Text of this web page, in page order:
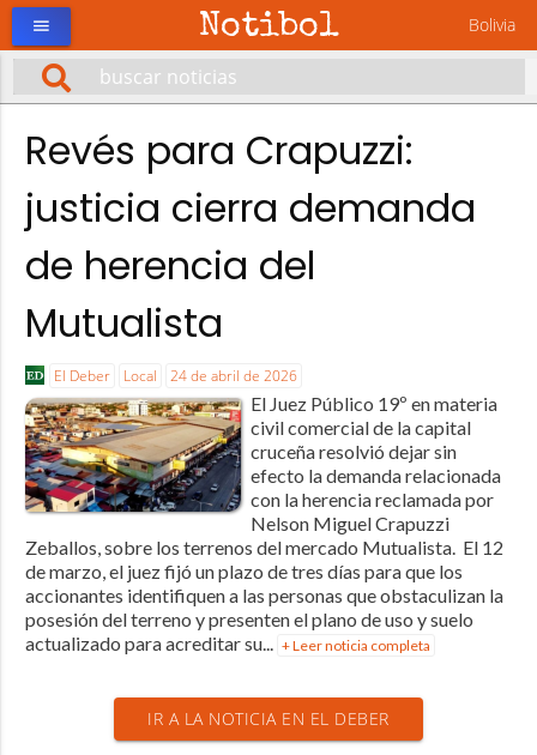
Notibol Bolivia
menu
Revés para Crapuzzi:
justicia cierra demanda
de herencia del
Mutualista
El Deber Local 24 de abril de 2026
El Juez Público 19º en materia
civil comercial de la capital
cruceña resolvió dejar sin
efecto la demanda relacionada
con la herencia reclamada por
Nelson Miguel Crapuzzi
Zeballos, sobre los terrenos del mercado Mutualista. El 12
de marzo, el juez fijó un plazo de tres días para que los
accionantes identifiquen a las personas que obstaculizan la
posesión del terreno y presenten el plano de uso y suelo
actualizado para acreditar su... + Leer noticia completa
IR A LA NOTICIA EN EL DEBER